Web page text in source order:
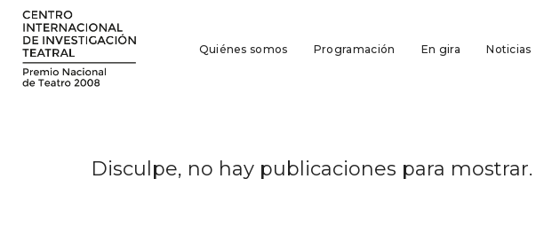
Quiénes somos Programación En gira Noticias
Disculpe, no hay publicaciones para mostrar.